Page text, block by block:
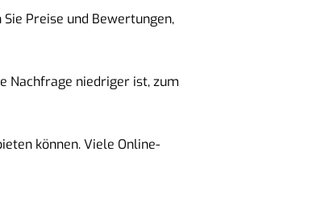
Preise und Bewertungen,
Nachfrage niedriger ist, zum
können. Viele Online-